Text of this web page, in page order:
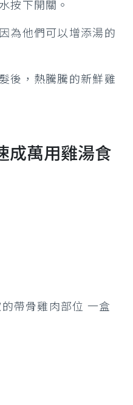
按下開關。
為他們可以增添湯的
後，熱騰騰的新鮮雞
成萬用雞湯食
帶骨雞肉部位 一盒